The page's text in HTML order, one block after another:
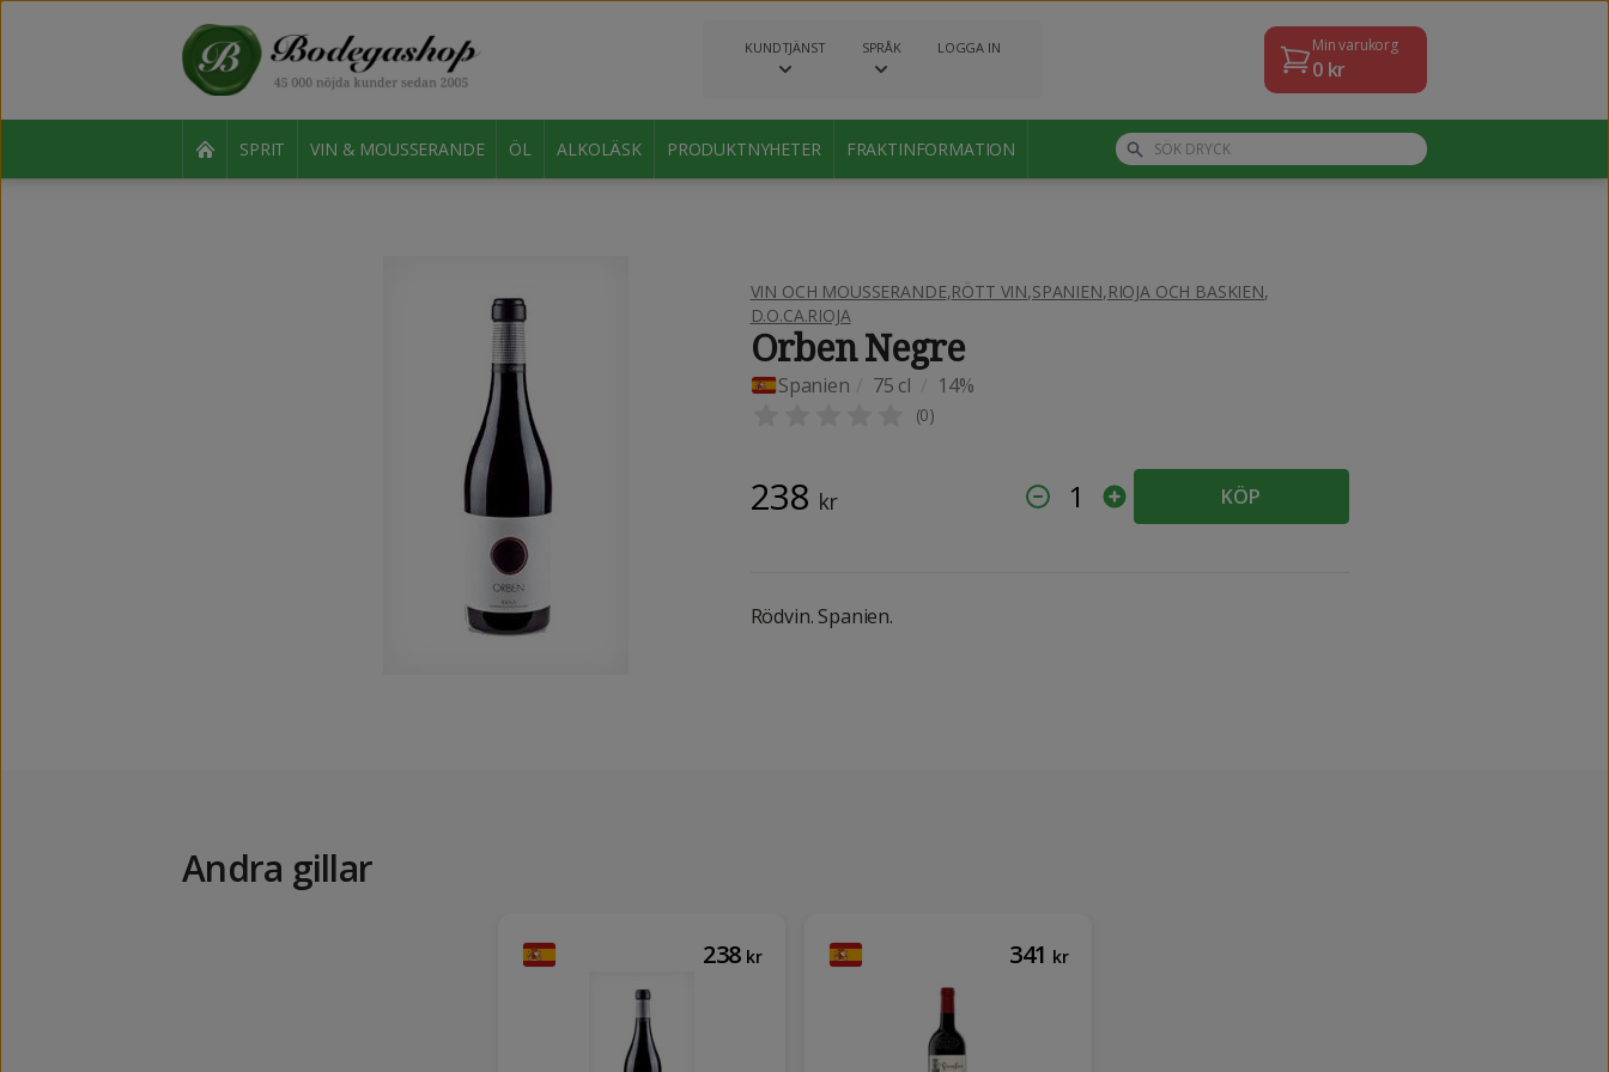
KUNDTJÄNST SPRÅK LOGGA IN Min varukorg
0kr
SPRIT VIN & MOUSSERANDE ÖL ALKOLÄSK PRODUKTNYHETER FRAKTINFORMATION
VIN OCH MOUSSERANDE,RÖTT VIN,SPANIEN,RIOJA OCH BASKIEN,
D.O.CA.RIOJA
Orben Negre
Spanien 75 cl 14%
(0)
238 kr 1 KÖP
Rödvin. Spanien.
Andra gillar
238 kr 341 kr